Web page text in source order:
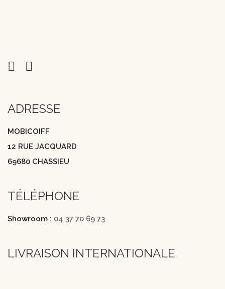
ADRESSE
MOBICOIFF
12 RUE JACQUARD
69680 CHASSIEU
TÉLÉPHONE
Showroom : 04 37 70 69 73
LIVRAISON INTERNATIONALE